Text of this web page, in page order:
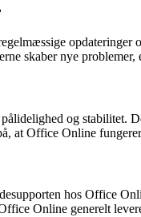
skaber nye
og stabilitet.
at Office Online
hos Office
Online generelt